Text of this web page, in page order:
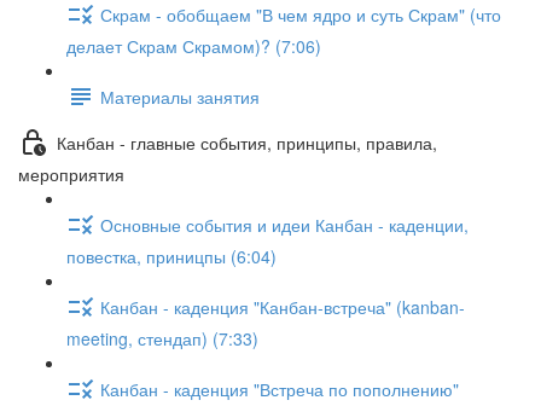
Скрам - обобщаем "В чем ядро и суть Скрам" (что
делает Скрам Скрамом)? (7:06)
Материалы занятия
Канбан - главные события, принципы, правила,
мероприятия
Основные события и идеи Канбан - каденции,
повестка, приницпы (6:04)
Канбан - каденция "Канбан-встреча" (kanban-
meeting, стендап) (7:33)
Канбан - каденция "Встреча по пополнению"